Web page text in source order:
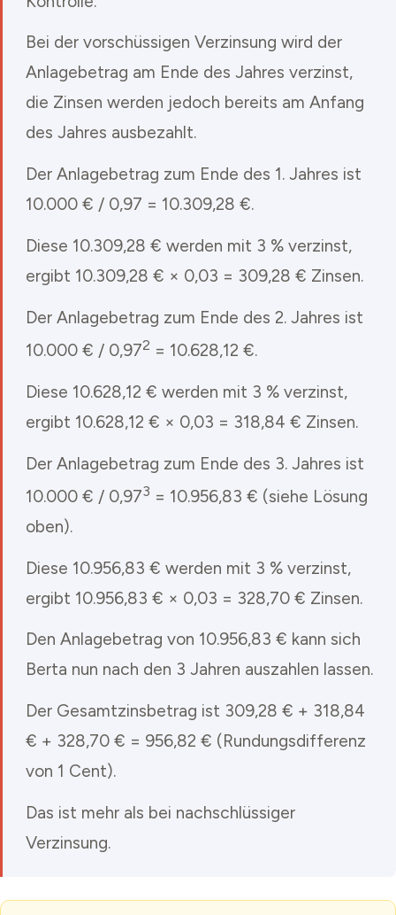
Bei der vorschüssigen Verzinsung wird der
Anlagebetrag am Ende des Jahres verzinst,
die Zinsen werden jedoch bereits am Anfang
des Jahres ausbezahlt.
Der Anlagebetrag zum Ende des 1. Jahres ist
10.000 € / 0,97 = 10.309,28 €.
Diese 10.309,28 € werden mit 3 % verzinst,
ergibt 10.309,28 € × 0,03 = 309,28 € Zinsen.
Der Anlagebetrag zum Ende des 2. Jahres ist
10.000 € / 0,972 = 10.628,12 €.
Diese 10.628,12 € werden mit 3 % verzinst,
ergibt 10.628,12 € × 0,03 = 318,84 € Zinsen.
Der Anlagebetrag zum Ende des 3. Jahres ist
10.000 € / 0,973 = 10.956,83 € (siehe Lösung
oben).
Diese 10.956,83 € werden mit 3 % verzinst,
ergibt 10.956,83 € × 0,03 = 328,70 € Zinsen.
Den Anlagebetrag von 10.956,83 € kann sich
Berta nun nach den 3 Jahren auszahlen lassen.
Der Gesamtzinsbetrag ist 309,28 € + 318,84
€ + 328,70 € = 956,82 € (Rundungsdifferenz
von 1 Cent).
Das ist mehr als bei nachschlüssiger
Verzinsung.